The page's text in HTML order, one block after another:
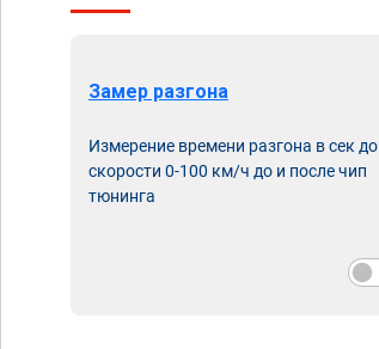
Замер разгона
Измерение времени разгона в сек до
скорости 0-100 км/ч до и после чип
тюнинга